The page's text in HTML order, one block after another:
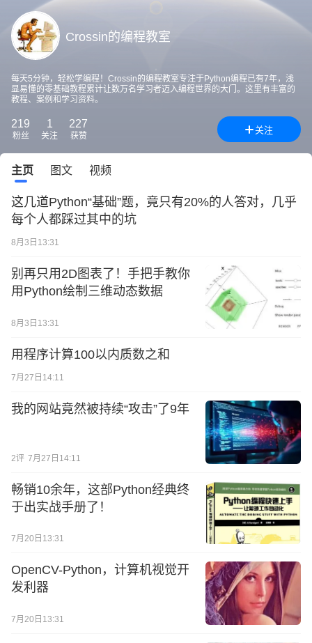
Crossin的编程教室
每天5分钟，轻松学编程！Crossin的编程教室专注于Python编程已有7年，浅
显易懂的零基础教程累计让数万名学习者迈入编程世界的大门。这里有丰富的
教程、案例和学习资料。
219
粉丝
1
关注
227
获赞
关注
主页 图文 视频
这几道Python“基础”题，竟只有20%的人答对，几乎
每个人都踩过其中的坑
8月3日13:31
别再只用2D图表了！手把手教你
用Python绘制三维动态数据
8月3日13:31
用程序计算100以内质数之和
7月27日14:11
我的网站竟然被持续“攻击”了9年
2评 7月27日14:11
畅销10余年，这部Python经典终
于出实战手册了！
7月20日13:31
OpenCV-Python，计算机视觉开
发利器
7月20日13:31